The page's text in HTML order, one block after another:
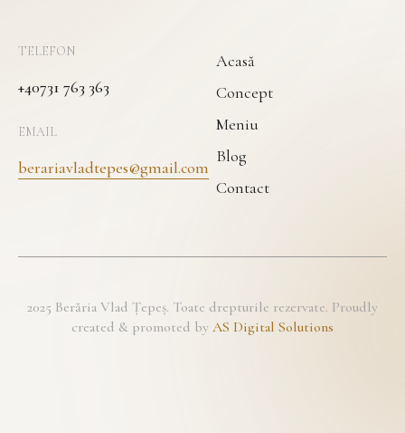
TELEFON
+40731 763 363
EMAIL
berariavladtepes@gmail.com
Acasă
Concept
Meniu
Blog
Contact
2025 Berăria Vlad Țepeș. Toate drepturile rezervate. Proudly
created & promoted by AS Digital Solutions